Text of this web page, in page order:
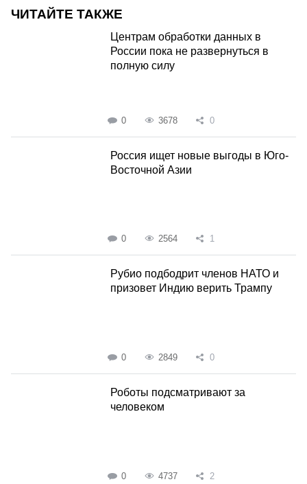
ЧИТАЙТЕ ТАКЖЕ
Центрам обработки данных в
России пока не развернуться в
полную силу
0 3678 0
Россия ищет новые выгоды в Юго-
Восточной Азии
0 2564 1
Рубио подбодрит членов НАТО и
призовет Индию верить Трампу
0 2849 0
Роботы подсматривают за
человеком
0 4737 2